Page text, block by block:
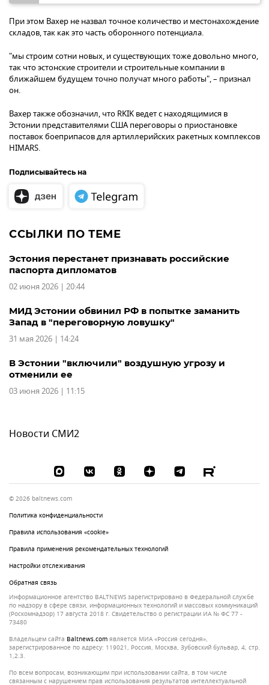
При этом Вахер не назвал точное количество и местонахождение
складов, так как это часть оборонного потенциала.
"мы строим сотни новых, и существующих тоже довольно много,
так что эстонские строители и строительные компании в
ближайшем будущем точно получат много работы", – признал
он.
Вахер также обозначил, что RKIK ведет с находящимися в
Эстонии представителями США переговоры о приостановке
поставок боеприпасов для артиллерийских ракетных комплексов
HIMARS.
Подписывайтесь на
ССЫЛКИ ПО ТЕМЕ
Эстония перестанет признавать российские
паспорта дипломатов
02 июня 2026 | 20:44
МИД Эстонии обвинил РФ в попытке заманить
Запад в "переговорную ловушку"
31 мая 2026 | 14:24
В Эстонии "включили" воздушную угрозу и
отменили ее
03 июня 2026 | 11:15
Новости СМИ2
© 2026 baltnews.com
Политика конфиденциальности
Правила использования «cookie»
Правила применения рекомендательных технологий
Настройки отслеживания
Обратная связь
Информационное агентство BALTNEWS зарегистрировано в Федеральной службе
по надзору в сфере связи, информационных технологий и массовых коммуникаций
(Роскомнадзор) 17 августа 2018 г. Свидетельство о регистрации ИА № ФС 77 -
73480
Владельцем сайта
baltnews.com является МИА «Россия сегодня»,
зарегистрированное по адресу: 119021, Россия, Москва, Зубовский бульвар, 4, стр.
1,2.3.
По всем вопросам, возникающим при использовании сайта, в том числе
связанным с нарушением прав использования результатов интеллектуальной